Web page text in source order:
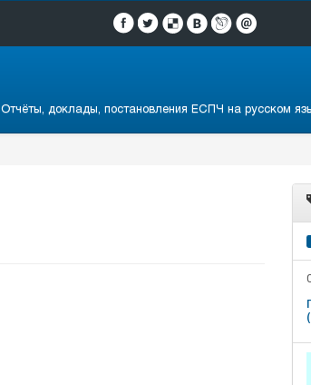
Отчёты, доклады, постановления ЕСПЧ на русском